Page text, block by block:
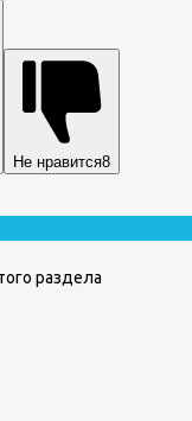
Не нравится8
раздела